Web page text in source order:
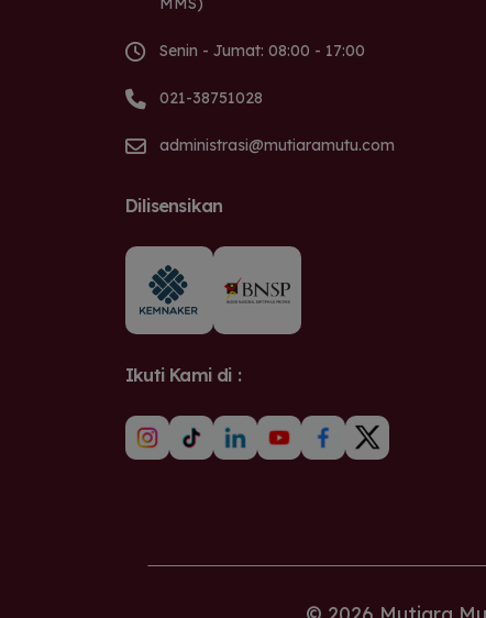
Senin - Jumat: 08:00 - 17:00
021-38751028
administrasi@mutiaramutu.com
Dilisensikan
Ikuti Kami di :